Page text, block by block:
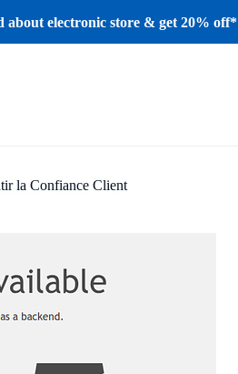
about electronic store & get 20% off*
la Confiance Client